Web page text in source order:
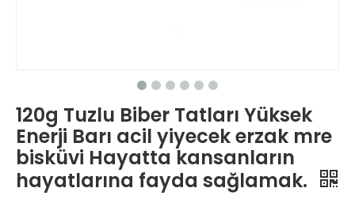
120g Tuzlu Biber Tatları Yüksek
Enerji Barı acil yiyecek erzak mre
bisküvi Hayatta kansanların
hayatlarına fayda sağlamak.